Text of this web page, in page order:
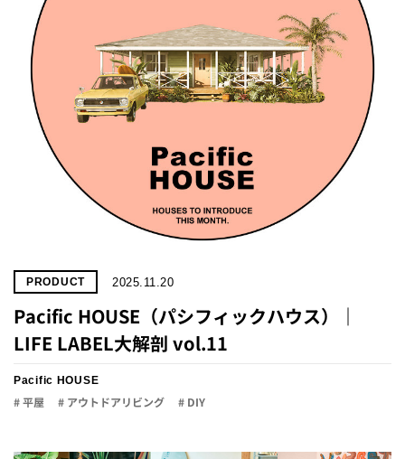
PRODUCT 2025.11.20
Pacific HOUSE（パシフィックハウス）｜
LIFE LABEL大解剖 vol.11
Pacific HOUSE
# 平屋 # アウトドアリビング # DIY